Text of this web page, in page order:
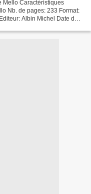
Mello Caractéristiques
Nb. de pages: 233 Format:
Albin Michel Date de